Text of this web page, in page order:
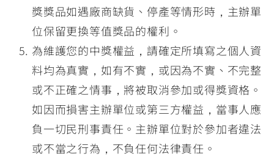
獎獎品如遇廠商缺貨、停產等情形時，主辦單
位保留更換等值獎品的權利。
為維護您的中獎權益，請確定所填寫之個人資
料均為真實，如有不實，或因為不實、不完整
或不正確之情事，將被取消參加或得獎資格。
如因而損害主辦單位或第三方權益，當事人應
負一切民刑事責任。主辦單位對於參加者違法
或不當之行為，不負任何法律責任。